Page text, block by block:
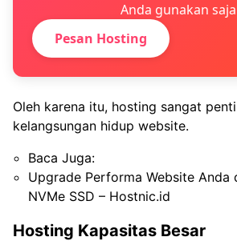
Anda gunakan
Pesan Hosting
Oleh karena itu, hosting sangat
kelangsungan hidup website.
Baca Juga:
Upgrade Performa Website Anda
NVMe SSD – Hostnic.id
Hosting Kapasitas Besar